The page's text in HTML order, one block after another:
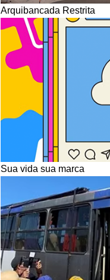
Arquibancada Restrita
Sua vida sua marca